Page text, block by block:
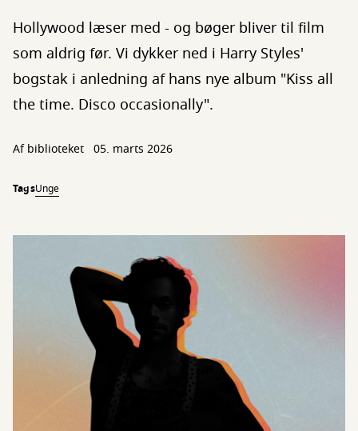
Hollywood læser med - og bøger bliver til film
som aldrig før. Vi dykker ned i Harry Styles'
bogstak i anledning af hans nye album "Kiss all
the time. Disco occasionally".
Af biblioteket 05. marts 2026
TagsUnge